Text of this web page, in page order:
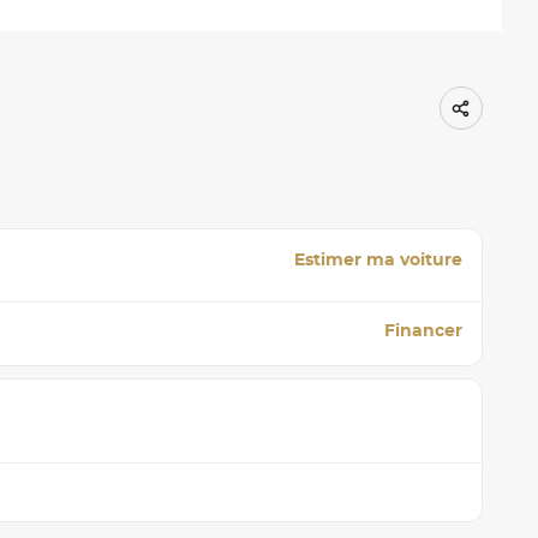
Estimer ma voiture
Financer